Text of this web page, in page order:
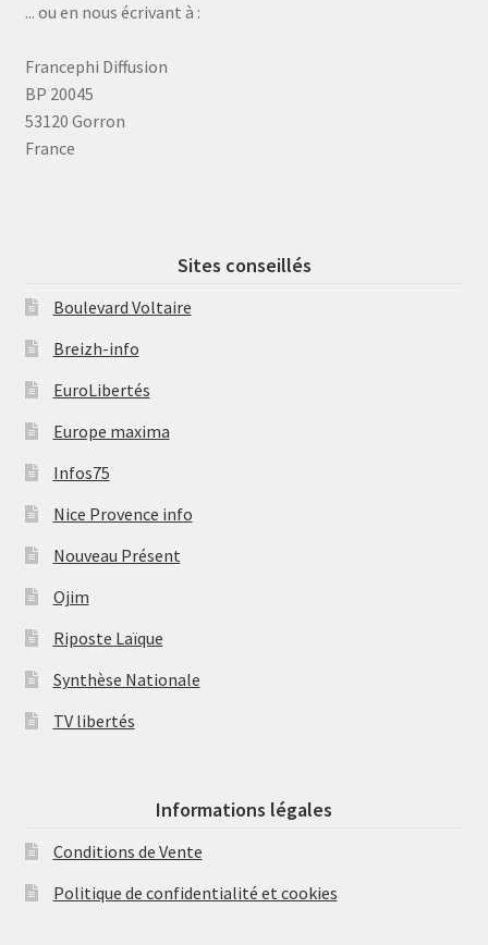
... ou en nous écrivant à :
Francephi Diffusion
BP 20045
53120 Gorron
France
Sites conseillés
Boulevard Voltaire
Breizh-info
EuroLibertés
Europe maxima
Infos75
Nice Provence info
Nouveau Présent
Ojim
Riposte Laïque
Synthèse Nationale
TV libertés
Informations légales
Conditions de Vente
Politique de confidentialité et cookies